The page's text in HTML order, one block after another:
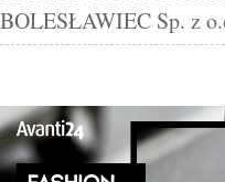
BOLESŁAWIEC Sp. z